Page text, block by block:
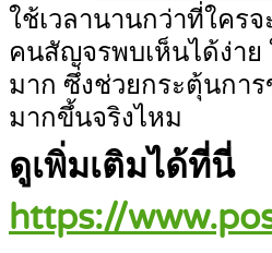
ใช้เวลานานกว่าที่ใคร
คนสัญจรพบเห็นได้ง่าย
มาก ซึ่งช่วยกระตุ้นกา
มากขึ้นจริงไหม
ดูเพิ่มเติมได้ที่นี่
https://